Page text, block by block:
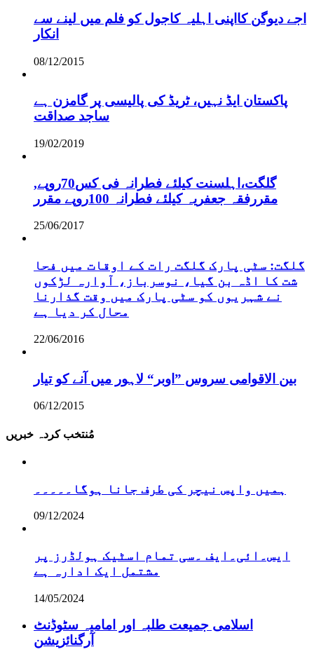
اجے دیوگن کااپنی اہلیہ کاجول کو فلم میں لینے سے
انکار
08/12/2015
پاکستان ایڈ نہیں، ٹریڈ کی پالیسی پر گامزن ہے
ساجد صداقت
19/02/2019
,گلگت،اہلسنت کیلئے فطرانہ فی کس70روپے
مقررفقہ جعفریہ کیلئے فطرانہ 100روپے مقرر
25/06/2017
گلگت: سٹی پارک گلگت رات کے اوقات میں فحا
شت کا اڈہ بن گیا، نوسرباز، آوارہ لڑکوں
نے شہریوں کو سٹی پارک میں وقت گذارنا
محال کر دیا ہے
22/06/2016
بین الاقوامی سروس ”اوبر“ لاہور میں آنے کو تیار
06/12/2015
مُنتخب کردہ خبریں
ہمیں واپس نیچر کی طرف جانا ہوگا۔۔۔۔۔
09/12/2024
ایس۔ائی۔ایف ۔سی تمام اسٹیک ہولڈرز پر
مشتمل ایک ادارہ ہے
14/05/2024
اسلامی جمیعت طلبہ اور امامیہ سٹوڈنٹ
آرگنائزیشن